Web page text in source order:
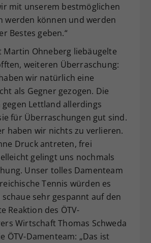
mit unserem bestmöglichen
werden können und werden
Bestes geben.“
Martin Ohneberg liebäugelte
weiteren Überraschung:
wir natürlich eine
als Gegner gezogen. Die
Lettland allerdings
für Überraschungen gut sind.
haben wir nichts zu verlieren.
Druck antreten, frei
gelingt uns nochmals
Unser tolles Damenteam
Tennis würden es
sehr gespannt auf den
Reaktion des ÖTV-
Wirtschaft Thomas Schweda
ÖTV-Damenteam: „Das ist